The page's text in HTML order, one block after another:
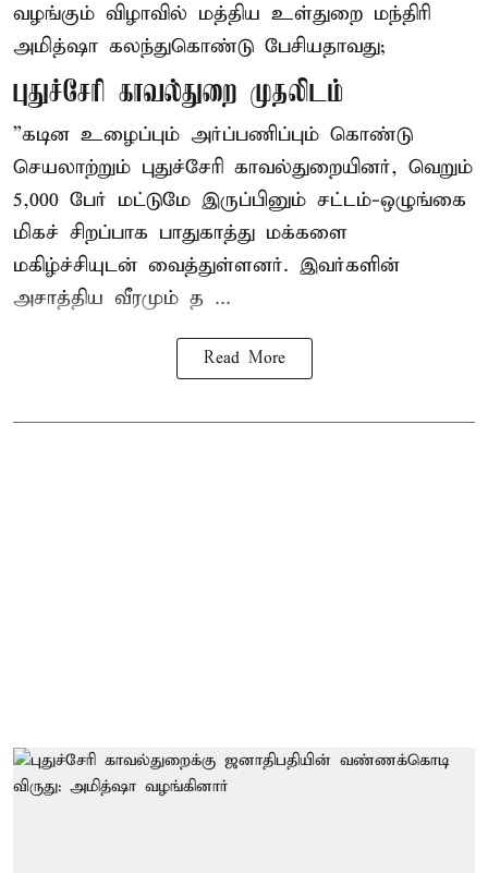
வழங்கும் விழாவில் மத்திய உள்துறை மந்திரி
அமித்ஷா கலந்துகொண்டு பேசியதாவது;
புதுச்சேரி காவல்துறை முதலிடம்
”கடின உழைப்பும் அர்ப்பணிப்பும் கொண்டு
செயலாற்றும் புதுச்சேரி காவல்துறையினர், வெறும்
5,000 பேர் மட்டுமே இருப்பினும் சட்டம்-ஒழுங்கை
மிகச் சிறப்பாக பாதுகாத்து மக்களை
மகிழ்ச்சியுடன் வைத்துள்ளனர். இவர்களின்
அசாத்திய வீரமும் த ...
Read More